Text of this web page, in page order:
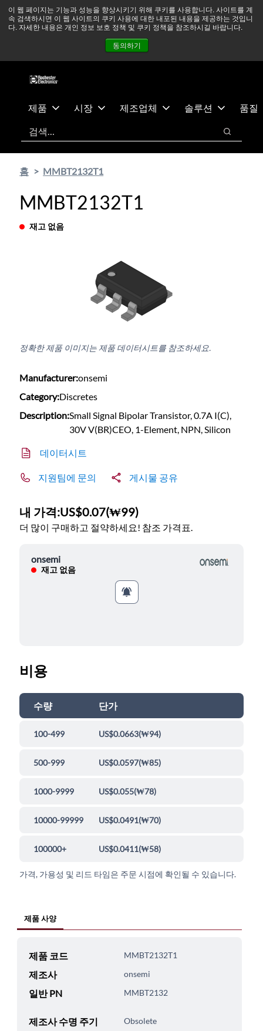
이 웹 페이지는 기능과 성능을 향상시키기 위해 쿠키를 사용합니다. 사이트를 계
속 검색하시면 이 웹 사이트의 쿠키 사용에 대한 내포된 내용을 제공하는 것입니
다. 자세한 내용은 개인 정보 보호 정책 및 쿠키 정책을 참조하시길 바랍니다.
동의하기
츠
건
중동 지역 상황을 지속적으로 주시하고 있으며, 모든 서비스는
정상적으로 운영되고 있습니다. 더 읽어보기 →
뉴스
문의하기
제품 시장 제조업체 솔루션
품질
검색
검색
홈 MMBT2132T1
MMBT2132T1
재고 없음
정확한 제품 이미지는 제품 데이터시트를 참조하세요.
Manufacturer:onsemi
Category:Discretes
Description:Small Signal Bipolar Transistor, 0.7A I(C),
30V V(BR)CEO, 1-Element, NPN, Silicon
데이터시트
지원팀에 문의 게시물 공유
내 가격:US$0.07(₩99)
더 많이 구매하고 절약하세요! 참조 가격표.
onsemi
재고 없음
비용
수량 단가
100-499 US$0.0663(₩94)
500-999 US$0.0597(₩85)
1000-9999 US$0.055(₩78)
10000-99999 US$0.0491(₩70)
100000+ US$0.0411(₩58)
가격, 가용성 및 리드 타임은 주문 시점에 확인될 수 있습니다.
제품 사양
제품 코드 MMBT2132T1
제조사 onsemi
일반 PN MMBT2132
제조사 수명 주기 Obsolete